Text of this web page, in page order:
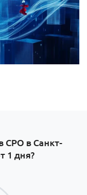
СРО в Санкт-
1 дня?